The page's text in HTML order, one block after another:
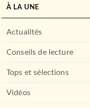
À LA UNE
Actualités
Conseils de lecture
Tops et sélections
Vidéos